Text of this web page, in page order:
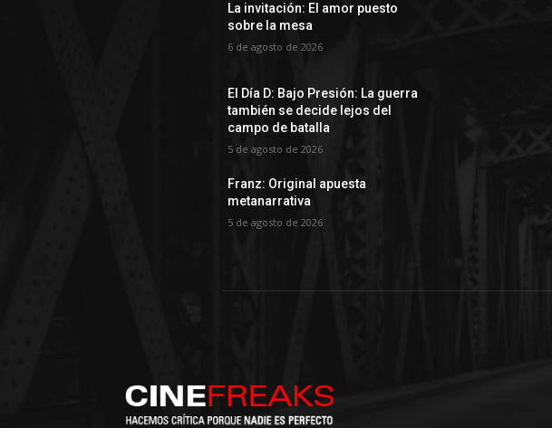
La invitación: El amor puesto
sobre la mesa
6 de agosto de 2026
El Día D: Bajo Presión: La guerra
también se decide lejos del
campo de batalla
5 de agosto de 2026
Franz: Original apuesta
metanarrativa
5 de agosto de 2026